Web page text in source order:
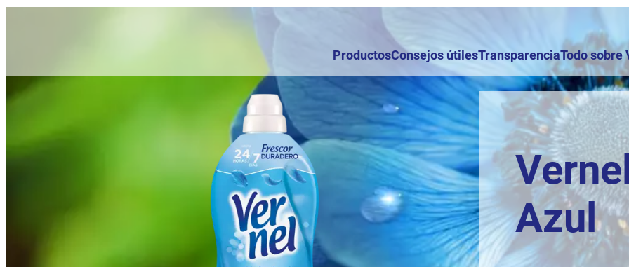
ProductosConsejos útilesTransparenciaTodo sobre
Azul